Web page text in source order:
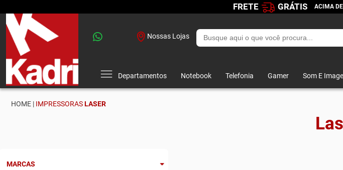
FRETE GRÁTIS ACIMA
Nossas Lojas
Departamentos Notebook Telefonia Gamer Som E
HOME | IMPRESSORASLASER
MARCAS